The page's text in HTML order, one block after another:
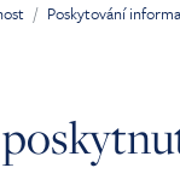
Poskytování